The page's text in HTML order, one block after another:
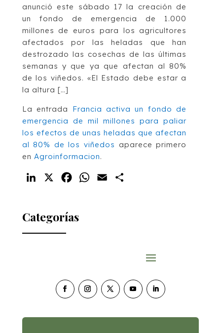
anunció este sábado 17 la creación de
un fondo de emergencia de 1.000
millones de euros para los agricultores
afectados por las heladas que han
destrozado las cosechas de las últimas
semanas y que ya que afectan al 80%
de los viñedos. «El Estado debe estar a
la altura […]
La entrada Francia activa un fondo de
emergencia de mil millones para paliar
los efectos de unas heladas que afectan
al 80% de los viñedos aparece primero
en Agroinformacion.
LinkedIn FacebookWhatsApp
Email
Categorías